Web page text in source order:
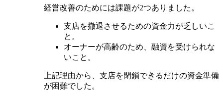
経営改善のためには課題が2つありました。
支店を撤退させるための資金力が乏しいこ
と。
オーナーが高齢のため、融資を受けられな
いこと。
上記理由から、支店を閉鎖できるだけの資金準備
が困難でした。